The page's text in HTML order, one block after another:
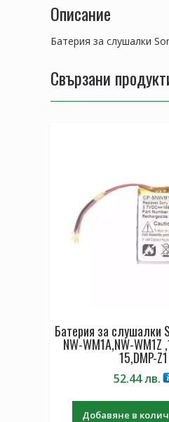
Описание
Батерия за слушалки
Свързани
Батерия за слушалки
NW-WM1A,NW-
15,DMP-Z1
52.44лв.
Добавяне в